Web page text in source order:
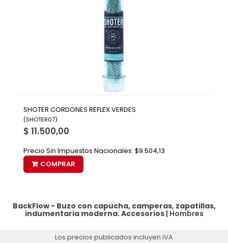
SHOTER CORDONES REFLEX VERDES
(SHOTER07)
$ 11.500,00
Precio Sin Impuestos Nacionales: $9.504,13
COMPRAR
BackFlow - Buzo con capucha, camperas, zapatillas,
indumentaria moderna.Accesorios| Hombres
Los precios publicados incluyen IVA